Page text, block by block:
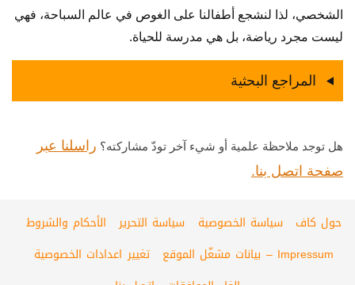
الشخصي، لذا لنشجع أطفالنا على الغوص في عالم السباحة، فهي
ليست مجرد رياضة، بل هي مدرسة للحياة.
المراجع البحثية
هل توجد ملاحظة علمية أو شيء آخر تودّ مشاركته؟ راسلنا عبر
صفحة اتصل بنا.
حول كاف سياسة الخصوصية سياسة التحرير
الأحكام والشروط
Impressum – بيانات مشغّل الموقع
تغيير اعدادات الخصوصية